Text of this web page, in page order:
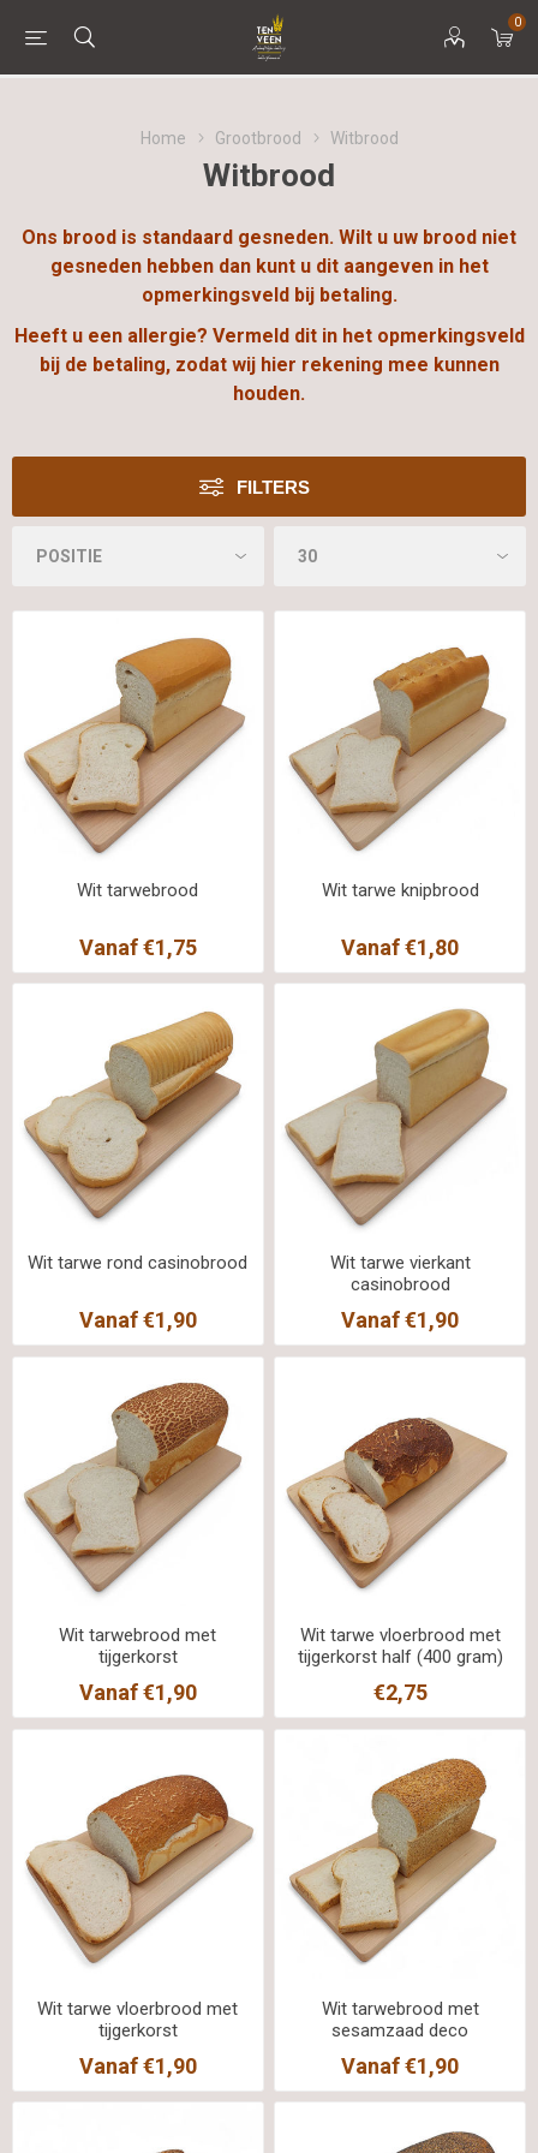
0
Home Grootbrood Witbrood
Witbrood
Ons brood is standaard gesneden. Wilt u uw brood niet
gesneden hebben dan kunt u dit aangeven in het
opmerkingsveld bij betaling.
Heeft u een allergie? Vermeld dit in het opmerkingsveld
bij de betaling, zodat wij hier rekening mee kunnen
houden.
FILTERS
Wit tarwebrood
Vanaf €1,75
Wit tarwe knipbrood
Vanaf €1,80
Wit tarwe rond casinobrood
Vanaf €1,90
Wit tarwe vierkant
casinobrood
Vanaf €1,90
Wit tarwebrood met
tijgerkorst
Vanaf €1,90
Wit tarwe vloerbrood met
tijgerkorst half (400 gram)
€2,75
Wit tarwe vloerbrood met
tijgerkorst
Vanaf €1,90
Wit tarwebrood met
sesamzaad deco
Vanaf €1,90